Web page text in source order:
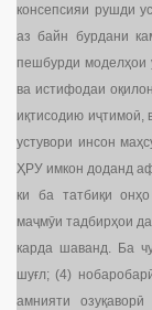
консепсияи рушди
аз байн бурдани
пешбурди моделҳои
ва истифодаи
иқтисодию иҷтимоӣ,
устувори инсон
ҲРУ имкон доданд
ки ба татбиқи
маҷмӯи тадбирҳои
карда шаванд. Ба
шуғл; (4)
амнияти